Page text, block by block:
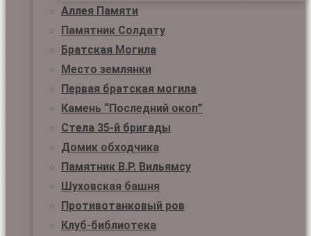
Аллея Памяти
Памятник Солдату
Братская Могила
Место землянки
Первая братская могила
Камень “Последний окоп”
Стела 35-й бригады
Домик обходчика
Памятник В.Р. Вильямсу
Шуховская башня
Противотанковый ров
Клуб-библиотека